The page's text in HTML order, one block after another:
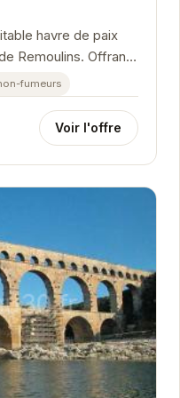
havre de paix
Remoulins. Offrant
relaxantes,...
fumeurs
Voir l'offre